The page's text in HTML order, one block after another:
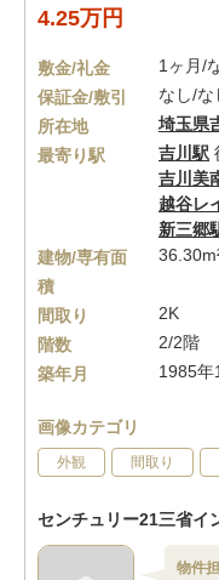
4.25万円
敷金/礼金
1ヶ月/
保証金/敷引
なし/な
所在地
埼玉県
最寄り駅
吉川駅
吉川美
越谷レ
新三郷
建物/専有面
積
間取り
2K
階数
2/2階
築年月
1985年
画像カテゴリ
外観 間取り
センチュリー21三省イ
物件